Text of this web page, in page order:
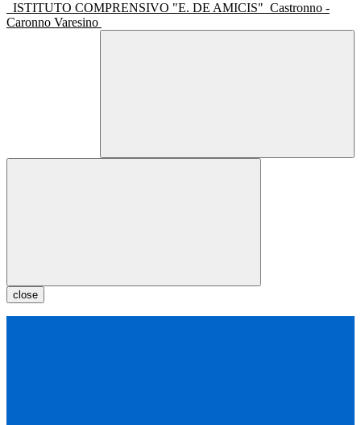
ISTITUTO COMPRENSIVO "E. DE AMICIS" Castronno -
Caronno Varesino
close